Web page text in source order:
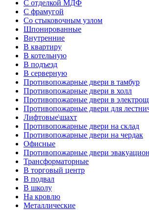
С отделкой МДФ
С фрамугой
Со стыковочным узлом
Шпонированные
Внутренние
В квартиру
В котельную
В подъезд
В серверную
Противопожарные двери в тамбур
Противопожарные двери в холл
Противопожарные двери в
Противопожарные двери для
Лифтовые\шахт
Противопожарные двери на склад
Противопожарные двери на чердак
Офисные
Противопожарные двери
Трансформаторные
В торговый центр
В подвал
В школу
На кровлю
Металлические